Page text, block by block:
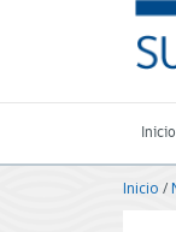
-
de
-
Inicio
Inicio /